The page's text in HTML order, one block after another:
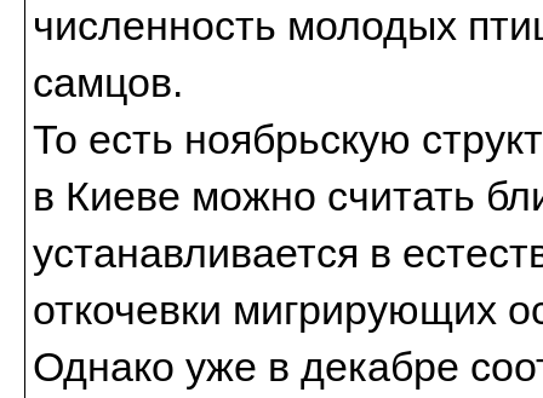
численность молодых
самцов.
То есть ноябрьскую
в Киеве можно считать
устанавливается в
откочевки мигрирующих
Однако уже в декабре